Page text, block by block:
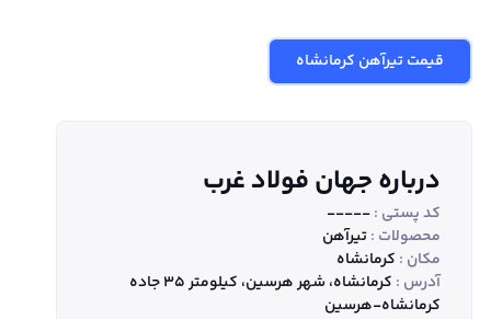
قیمت تیرآهن کرمانشاه
درباره جهان فولاد غرب
کد پستی :-----
محصولات :تیر‌آهن
مکان : کرمانشاه
آدرس :
کرمانشاه، شهر هرسین، کیلومتر 35 جاده
کرمانشاه-هرسین